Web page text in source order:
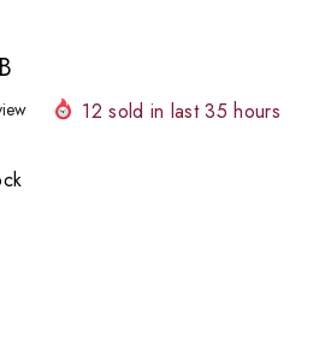
12 sold in last35 hours